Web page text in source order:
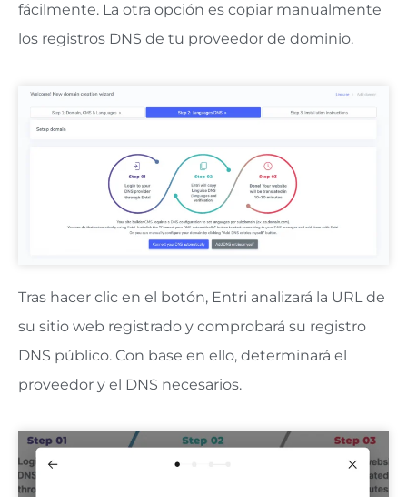
fácilmente. La otra opción es copiar manualmente
los registros DNS de tu proveedor de dominio.
Tras hacer clic en el botón, Entri analizará la URL de
su sitio web registrado y comprobará su registro
DNS público. Con base en ello, determinará el
proveedor y el DNS necesarios.